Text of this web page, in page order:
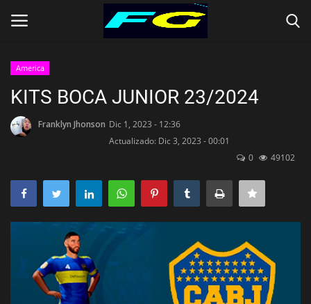
Contact
CLUBES (Kits)
SELECCIONES (KITS)
America
KITS BOCA JUNIOR 23/2024
Franklyn Jhonson Dic 1, 2023 - 12:36
Actualizado: Dic 3, 2023 - 00:01
0
49102